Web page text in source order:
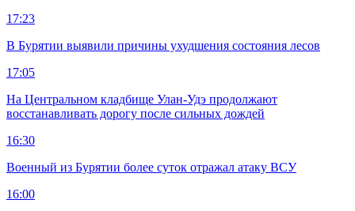
17:23
В Бурятии выявили причины ухудшения состояния лесов
17:05
На Центральном кладбище Улан-Удэ продолжают
восстанавливать дорогу после сильных дождей
16:30
Военный из Бурятии более суток отражал атаку ВСУ
16:00